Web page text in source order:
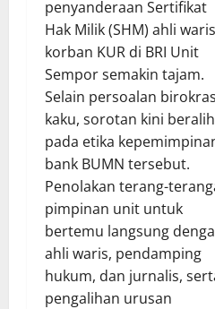
penyanderaan Sertifikat
Hak Milik (SHM) ahli waris
korban KUR di BRI Unit
Sempor semakin tajam.
Selain persoalan
kaku, sorotan kini beralih
pada etika
bank BUMN tersebut.
Penolakan terang-
pimpinan unit untuk
bertemu langsung
ahli waris, pendamping
hukum, dan jurnalis,
pengalihan urusan